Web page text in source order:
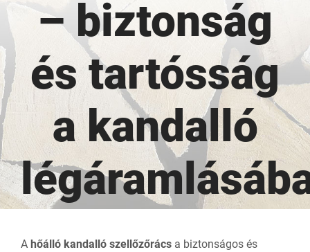
– biztonság
és tartósság
a kandalló
A hőálló kandalló szellőzőrács a biztonságos és